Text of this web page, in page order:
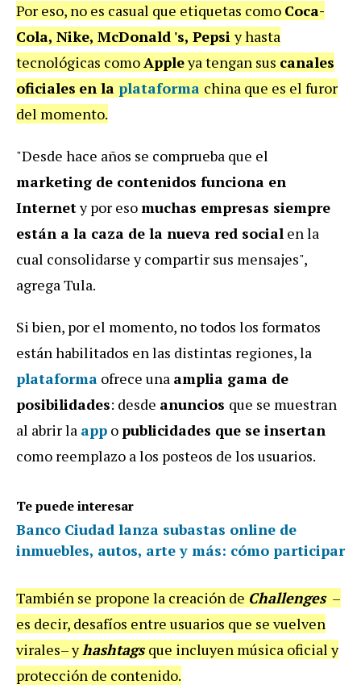
Por eso, no es casual que etiquetas como Coca-
Cola, Nike, McDonald 's, Pepsiy hasta
tecnológicas comoAppleya tengan sus canales
oficiales en la plataforma china que es el furor
del momento.
"Desde hace años se comprueba que el
marketing de contenidos funciona en
Internety por esomuchas empresas siempre
están a la caza de la nueva red social en la
cual consolidarse y compartir sus mensajes",
agrega Tula.
Si bien, por el momento, no todos los formatos
están habilitados en las distintas regiones, la
plataforma ofrece una amplia gama de
posibilidades: desde anuncios que se muestran
al abrir la app opublicidades que se insertan
como reemplazo a los posteos de los usuarios.
Te puede interesar
Banco Ciudad lanza subastas online de
inmuebles, autos, arte y más: cómo participar
También se propone la creación de Challenges –
es decir, desafíos entre usuarios que se vuelven
virales– yhashtags que incluyen música oficial y
protección de contenido.